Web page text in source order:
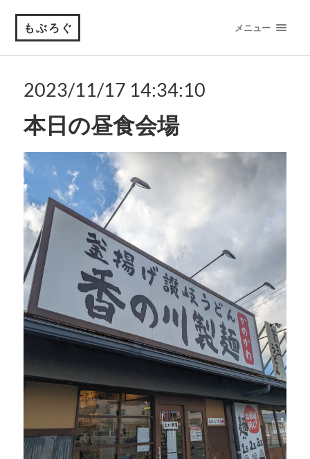
もぶろぐ メニュー
2023/11/17 14:34:10
本日の昼食会場